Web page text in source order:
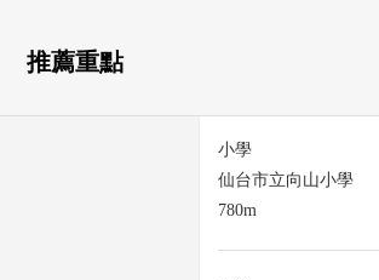
推薦重點
小學
仙台市立向山小學
780m